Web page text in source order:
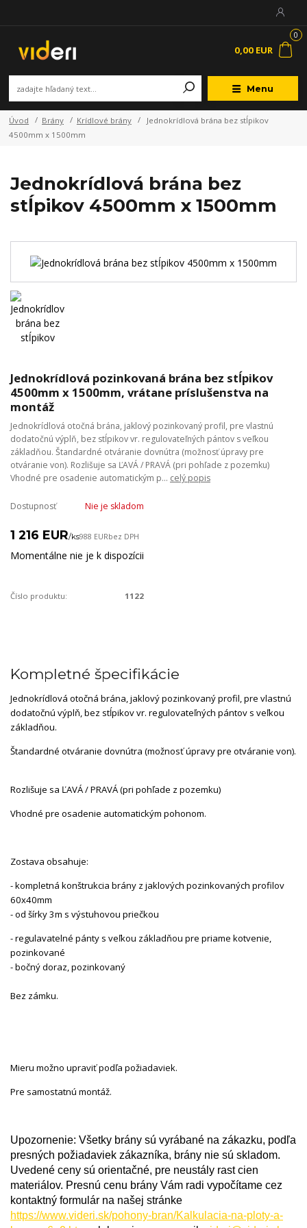
Menu
0
0,00 EUR
Úvod Brány Krídlové brány
Jednokrídlová brána bez stĺpikov
4500mm x 1500mm
Jednokrídlová brána bez
stĺpikov 4500mm x 1500mm
Jednokrídlová pozinkovaná brána bez stĺpikov
4500mm x 1500mm, vrátane príslušenstva na
montáž
Jednokrídlová otočná brána, jaklový pozinkovaný profil, pre vlastnú
dodatočnú výplň, bez stĺpikov vr. regulovateľných pántov s veľkou
základňou. Štandardné otváranie dovnútra (možnosť úpravy pre
otváranie von). Rozlišuje sa ĽAVÁ / PRAVÁ (pri pohľade z pozemku)
Vhodné pre osadenie automatickým p... celý popis
Dostupnosť Nie je skladom
1 216 EUR/ks988 EURbez DPH
Momentálne nie je k dispozícii
Číslo produktu: 1122
Kompletné špecifikácie
Jednokrídlová otočná brána, jaklový pozinkovaný profil, pre vlastnú
dodatočnú výplň, bez stĺpikov vr. regulovateľných pántov s veľkou
základňou.
Štandardné otváranie dovnútra (možnosť úpravy pre otváranie von).
Rozlišuje sa ĽAVÁ / PRAVÁ (pri pohľade z pozemku)
Vhodné pre osadenie automatickým pohonom.
Zostava obsahuje:
- kompletná konštrukcia brány z jaklových pozinkovaných profilov
60x40mm
- od šírky 3m s výstuhovou priečkou
- regulavatelné pánty s veľkou základňou pre priame kotvenie,
pozinkované
- bočný doraz, pozinkovaný
Bez zámku.
Mieru možno upraviť podľa požiadaviek.
Pre samostatnú montáž.
Upozornenie: Všetky brány sú vyrábané na zákazku, podľa
presných požiadaviek zákazníka, brány nie sú skladom.
Uvedené ceny sú orientačné, pre neustály rast cien
materiálov. Presnú cenu brány Vám radi vypočítame cez
kontaktný formulár na našej stránke
https://www.videri.sk/pohony-bran/Kalkulacia-na-ploty-a-